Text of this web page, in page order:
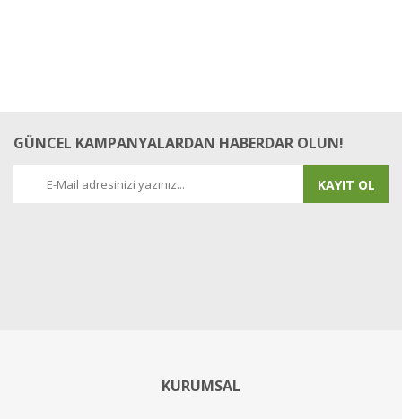
GÜNCEL KAMPANYALARDAN HABERDAR OLUN!
KAYIT OL
KURUMSAL